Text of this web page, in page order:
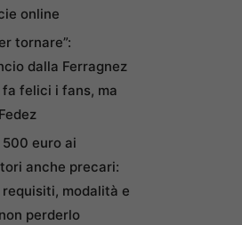
online
tornare”:
dalla Ferragnez
felici i fans, ma
500 euro ai
anche precari:
modalità e
perderlo